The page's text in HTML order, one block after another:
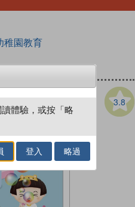
稚園教育
3.8
體驗，或按「略
登入 略過